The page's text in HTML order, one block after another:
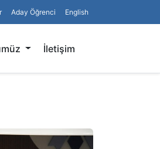
Aday Öğrenci English
İletişim